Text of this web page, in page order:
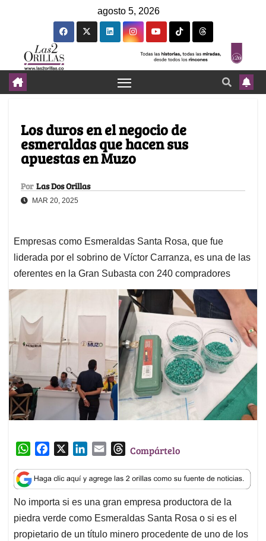
agosto 5, 2026
Los duros en el negocio de
esmeraldas que hacen sus
apuestas en Muzo
Por Las Dos Orillas
MAR 20, 2025
Empresas como Esmeraldas Santa Rosa, que fue
liderada por el sobrino de Víctor Carranza, es una de las
oferentes en la Gran Subasta con 240 compradores
W
a
t
s
A
p
c
e
b
o
o
n
k
e
d
I
a
i
l
T
r
e
a
d
s
Compártelo
No importa si es una gran empresa productora de la
piedra verde como Esmeraldas Santa Rosa o si es el
propietario de un título minero procedente de uno de los